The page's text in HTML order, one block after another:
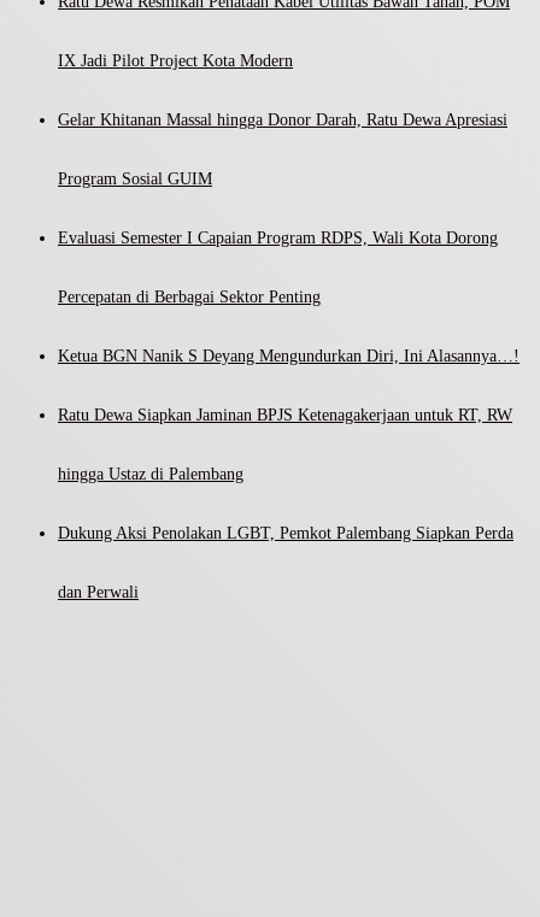
IX Jadi Pilot Project Kota Modern
Gelar Khitanan Massal hingga Donor Darah, Ratu Dewa Apresiasi
Program Sosial GUIM
Evaluasi Semester I Capaian Program RDPS, Wali Kota Dorong
Percepatan di Berbagai Sektor Penting
Ketua BGN Nanik S Deyang Mengundurkan Diri, Ini Alasannya…!
Ratu Dewa Siapkan Jaminan BPJS Ketenagakerjaan untuk RT, RW
hingga Ustaz di Palembang
Dukung Aksi Penolakan LGBT, Pemkot Palembang Siapkan Perda
dan Perwali